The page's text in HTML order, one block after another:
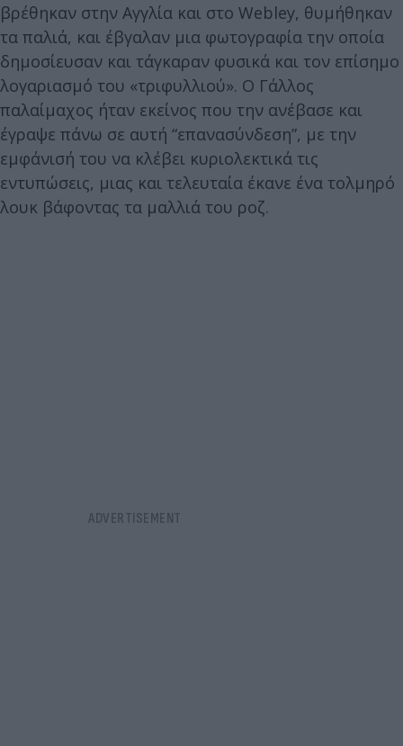
βρέθηκαν στην Αγγλία και στο Webley, θυμήθηκαν
τα παλιά, και έβγαλαν μια φωτογραφία την οποία
δημοσίευσαν και τάγκαραν φυσικά και τον επίσημο
λογαριασμό του «τριφυλλιού». Ο Γάλλος
παλαίμαχος ήταν εκείνος που την ανέβασε και
έγραψε πάνω σε αυτή “επανασύνδεση”, με την
εμφάνισή του να κλέβει κυριολεκτικά τις
εντυπώσεις, μιας και τελευταία έκανε ένα τολμηρό
λουκ βάφοντας τα μαλλιά του ροζ.